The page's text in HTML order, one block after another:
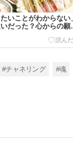
たいことがわからない
だった？心からの願
#チャネリング #魂